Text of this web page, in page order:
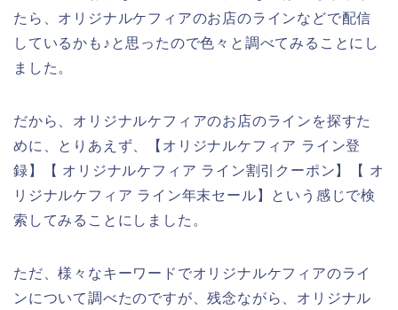
たら、オリジナルケフィアのお店のラインなどで配信
しているかも♪と思ったので色々と調べてみることにし
ました。
だから、オリジナルケフィアのお店のラインを探すた
めに、とりあえず、【オリジナルケフィア ライン登
録】【 オリジナルケフィア ライン割引クーポン】【 オ
リジナルケフィア ライン年末セール】という感じで検
索してみることにしました。
ただ、様々なキーワードでオリジナルケフィアのライ
ンについて調べたのですが、残念ながら、オリジナル